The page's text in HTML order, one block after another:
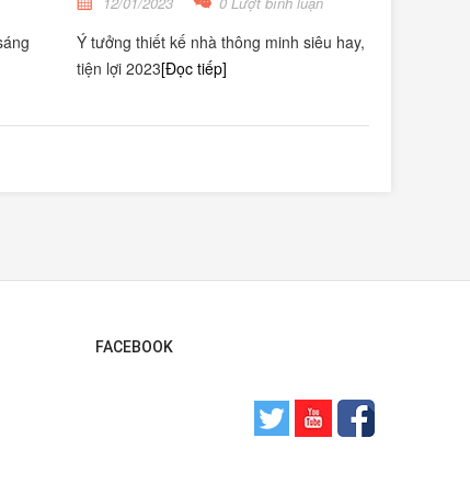
Ý tưởng thiết kế nhà thông minh siêu hay,
tiện lợi 2023[Đọc tiếp]
FACEBOOK